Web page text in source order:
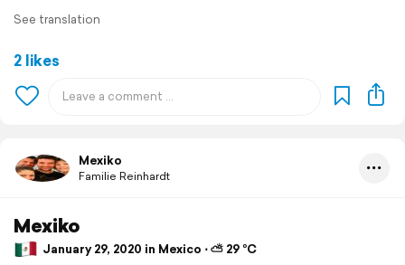
See translation
2 likes
Mexiko
Familie Reinhardt
Mexiko
January 29, 2020 in Mexico ⋅ ⛅ 29 °C